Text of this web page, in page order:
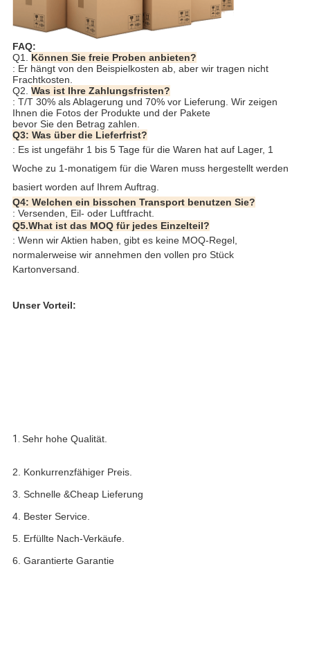
FAQ:
Q1. Können Sie freie Proben anbieten?
: Er hängt von den Beispielkosten ab, aber wir tragen nicht
Frachtkosten.
Q2. Was ist Ihre Zahlungsfristen?
: T/T 30% als Ablagerung und 70% vor Lieferung. Wir zeigen
Ihnen die Fotos der Produkte und der Pakete
bevor Sie den Betrag zahlen.
Q3: Was über die Lieferfrist?
: Es ist ungefähr 1 bis 5 Tage für die Waren hat auf Lager, 1
Woche zu 1-monatigem für die Waren muss hergestellt werden
basiert worden auf Ihrem Auftrag.
Q4: Welchen ein bisschen Transport benutzen Sie?
: Versenden, Eil- oder Luftfracht.
Q5.What ist das MOQ für jedes Einzelteil?
: Wenn wir Aktien haben, gibt es keine MOQ-Regel,
normalerweise wir annehmen den vollen pro Stück
Kartonversand.
Unser Vorteil:
1. Sehr hohe Qualität.
2. Konkurrenzfähiger Preis.
3. Schnelle &Cheap Lieferung
4. Bester Service.
5. Erfüllte Nach-Verkäufe.
6. Garantierte Garantie